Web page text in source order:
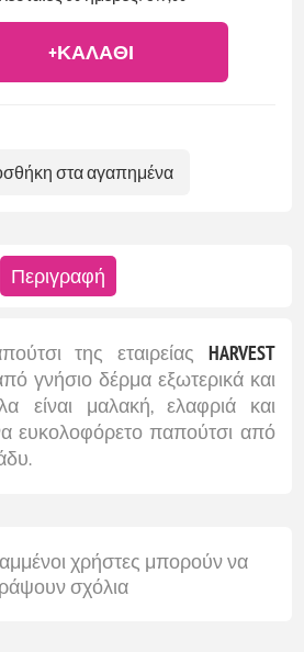
+ΚΑΛΆΘΙ
στα αγαπημένα
Περιγραφή
της εταιρείας HARVEST
γνήσιο δέρμα εξωτερικά και
είναι μαλακή, ελαφριά και
ευκολοφόρετο παπούτσι από
χρήστες μπορούν να
σχόλια